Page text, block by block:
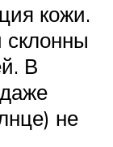
кожи.
склонны
В
не